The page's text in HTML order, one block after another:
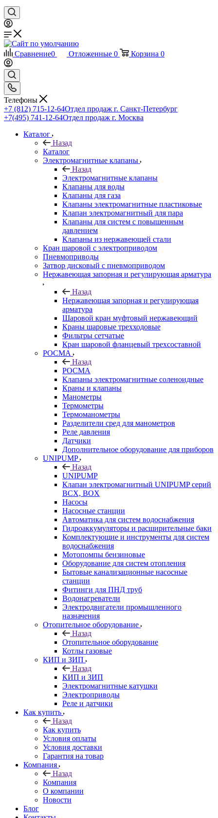
Сравнение0 Отложенные 0 Корзина 0
Телефоны
+7 (812) 715-12-64Отдел продаж г. Санкт-Петербург
+7(495) 741-12-64Отдел продаж г. Москва
Каталог
Назад
Каталог
Электромагнитные клапаны
Назад
Электромагнитные клапаны
Клапаны для воды
Клапаны для газа
Клапаны электромагнитные пластиковые
Клапан электромагнитный для пара
Клапаны для систем с повышенным
давлением
Клапаны из нержавеющей стали
Кран шаровой с электроприводом
Пневмоприводы
Затвор дисковый с пневмоприводом
Нержавеющая запорная и регулирующая арматура
Назад
Нержавеющая запорная и регулирующая
арматура
Шаровой кран муфтовый нержавеющий
Краны шаровые трехходовые
Фильтры сетчатые
Кран шаровой фланцевый трехсоставной
РОСМА
Назад
РОСМА
Клапаны электромагнитные соленоидные
Краны и клапаны
Манометры
Термометры
Термоманометры
Разделители сред для манометров
Реле давления
Датчики
Дополнительное оборудование для приборов
UNIPUMP
Назад
UNIPUMP
Клапан электромагнитный UNIPUMP серий
BCX, BOX
Насосы
Насосные станции
Автоматика для систем водоснабжения
Гидроаккумуляторы и расширительные баки
Комплектующие и инструменты для систем
водоснабжения
Мотопомпы бензиновые
Оборудование для систем отопления
Бытовые канализационные насосные
станции
Фитинги для ПНД труб
Водонагреватели
Электродвигатели промышленного
назначения
Отопительное оборудование
Назад
Отопительное оборудование
Котлы газовые
КИП и ЗИП
Назад
КИП и ЗИП
Электромагнитные катушки
Электроприводы
Реле и датчики
Как купить
Назад
Как купить
Условия оплаты
Условия доставки
Гарантия на товар
Компания
Назад
Компания
О компании
Новости
Блог